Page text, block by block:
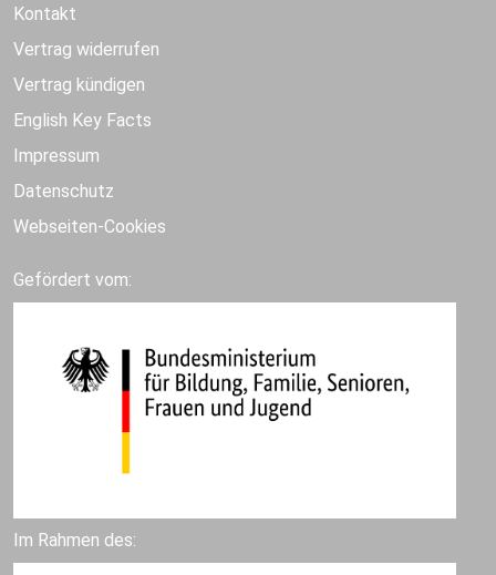
Kontakt
Vertrag widerrufen
Vertrag kündigen
English Key Facts
Impressum
Datenschutz
Webseiten-Cookies
Gefördert vom:
Im Rahmen des: